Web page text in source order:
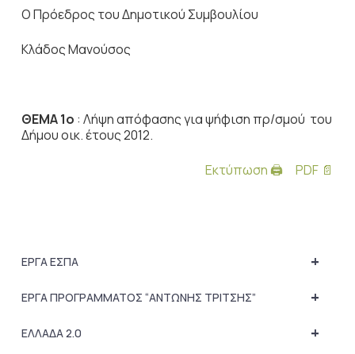
Ο Πρόεδρος του Δημοτικού Συμβουλίου
Κλάδος Μανούσος
ΘΕΜΑ 1o : Λήψη απόφασης για ψήφιση πρ/σμού του
Δήμου οικ. έτους 2012.
Εκτύπωση 🖨
PDF 📄
+
ΕΡΓΑ ΕΣΠΑ
+
ΕΡΓΑ ΠΡΟΓΡΑΜΜΑΤΟΣ “ΑΝΤΩΝΗΣ ΤΡΙΤΣΗΣ”
+
ΕΛΛΑΔΑ 2.0